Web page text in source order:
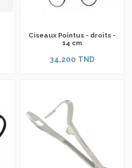
Ciseaux Pointus - droits -
14 cm
34,200 TND